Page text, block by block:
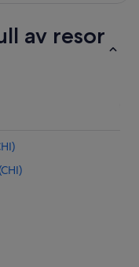
av resor